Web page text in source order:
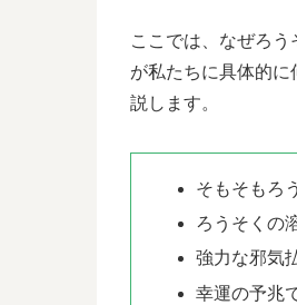
ここでは、なぜろ
が私たちに具体的
説します。
そもそもろ
ろうそくの
強力な邪気
幸運の予兆